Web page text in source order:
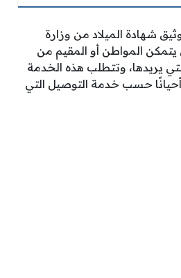
شهادة الميلاد من وزارة
يتمكن المواطن أو المقيم من
يريدها، وتتطلب هذه الخدمة
أيام عمل أحيانًا حسب خدمة التوصيل التي